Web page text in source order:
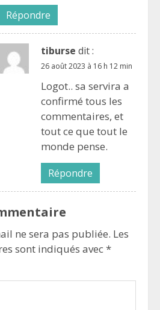
Répondre
tiburse dit :
26 août 2023 à 16 h 12 min
Logot.. sa servira a
confirmé tous les
commentaires, et
tout ce que tout le
monde pense.
Répondre
ne sera pas publiée. Les
sont indiqués avec*